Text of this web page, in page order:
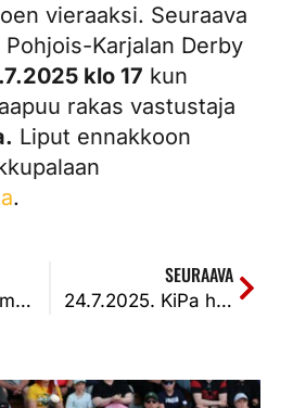
vieraaksi. Seuraava
Karjalan Derby
klo 17 kun
rakas vastustaja
Liput ennakkoon
.
Runkosarjan viimeinen kolmannes käynnistyy – Kiteen Pallo lähtee hyvistä asemista loppurutistukseen
SEURAAVA
24.7.2025. KiPa haki Pattijoelta kahden pisteen voiton ensimmäisen jakson nousun ja kolmannen kotiutuskierroksen kautta. PattU-KiPa 1-2k (1-3, 4-2, 3-4k)